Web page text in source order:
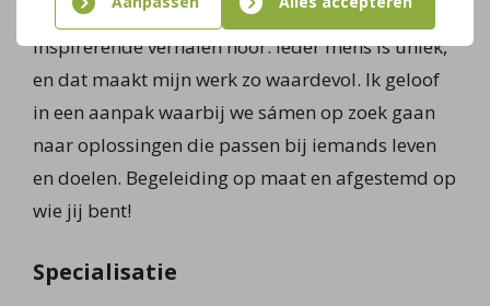
iedere dag nieuwe mensen ontmoet en
inspirerende verhalen hoor. Ieder mens is uniek,
en dat maakt mijn werk zo waardevol. Ik geloof
in een aanpak waarbij we sámen op zoek gaan
naar oplossingen die passen bij iemands leven
en doelen. Begeleiding op maat en afgestemd op
wie jij bent!
Specialisatie